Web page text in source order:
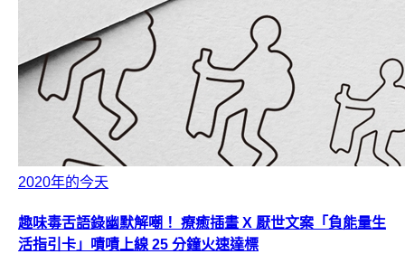
2020年的今天
趣味毒舌語錄幽默解嘲！ 療癒插畫 X 厭世文案「負能量生
活指引卡」嘖嘖上線 25 分鐘火速達標